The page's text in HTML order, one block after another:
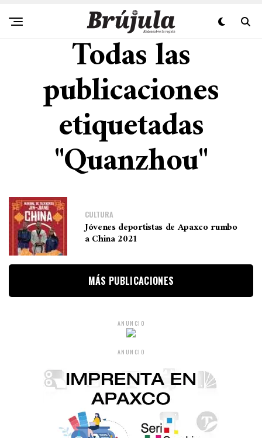
Todas las
publicaciones
etiquetadas
"Quanzhou"
CULTURA
Jóvenes deportistas de Apaxco rumbo
a China 2021
MÁS PUBLICACIONES
ANUNCIO
ANUNCIO